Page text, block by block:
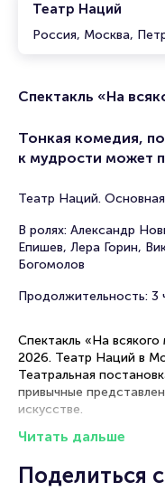
Театр Наций
Россия, Москва,
Спектакль «На
Тонкая комедия,
к мудрости может
Театр Наций.
В ролях: Александр
Епишев, Лера Горин,
Богомолов
Продолжительность: 3
Спектакль «На
2026. Театр Наций в
Театральная
привычные
искусстве.
Рекомендации по
Партер (середина) —
Читать дальше
Поделиться